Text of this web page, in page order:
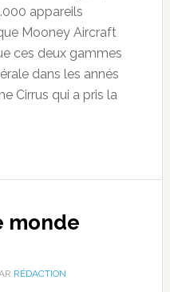
appareils
Mooney Aircraft
ces deux gammes
dans les annés
Cirrus qui a pris la
monde
RÉDACTION